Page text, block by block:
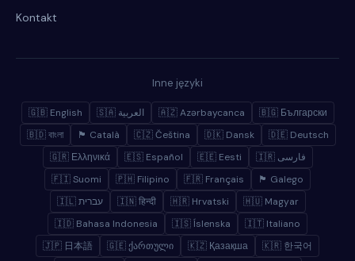
Kontakt
Inne języki
🇬🇧 English 🇸🇦 العربية 🇦🇿 Azərbaycanca
🇧🇬 Български
🇧🇩 বাংলা
🏴 Català 🇨🇿 Čeština 🇩🇰 Dansk
🇩🇪 Deutsch
🇬🇷 Ελληνικά
🇪🇸 Español 🇪🇪 Eesti
🇮🇷 فارسی
🇫🇮 Suomi
🇵🇭 Filipino 🇫🇷 Français
🏴 Galego
🇮🇱 עברית
🇮🇳 हिन्दी 🇭🇷 Hrvatski
🇭🇺 Magyar
🇮🇩 Bahasa Indonesia
🇮🇸 Íslenska
🇮🇹 Italiano
🇯🇵 日本語
🇬🇪 ქართული 🇰🇿 Қазақша 🇰🇷 한국어